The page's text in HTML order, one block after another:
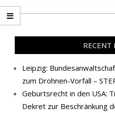
RECENT
Leipzig:
zum Drohnen-Vorfall –
Geburtsrecht in den USA:
Dekret zur Beschränkung